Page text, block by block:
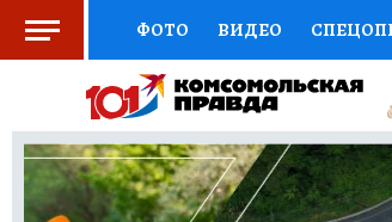
ФОТО ВИДЕО
СОЦПОДДЕРЖКА НАУКА
ВЫБОР ЭКСПЕРТОВ
КНИЖНАЯ ПОЛКА